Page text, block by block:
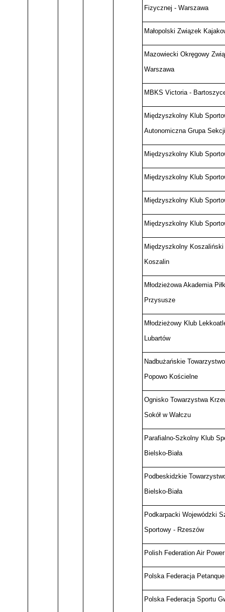
Fizycznej - Warszawa
Małopolski Związek
Mazowiecki Okręgowy
Warszawa
MBKS Victoria -
Międzyszkolny Klub
Autonomiczna Grupa
Międzyszkolny Klub
Międzyszkolny Klub
Międzyszkolny Klub
Międzyszkolny Klub
Międzyszkolny
Koszalin
Młodzieżowa Akademia
Przysusze
Młodzieżowy Klub
Lubartów
Nadbużańskie
Popowo Kościelne
Ognisko Towarzystwa
Sokół w Wałczu
Parafialno-Szkolny Klub
Bielsko-Biała
Podbeskidzkie
Bielsko-Biała
Podkarpacki Wojewódzki
Sportowy - Rzeszów
Polish Federation Air
Polska Federacja Petanque
Polska Federacja Sportu